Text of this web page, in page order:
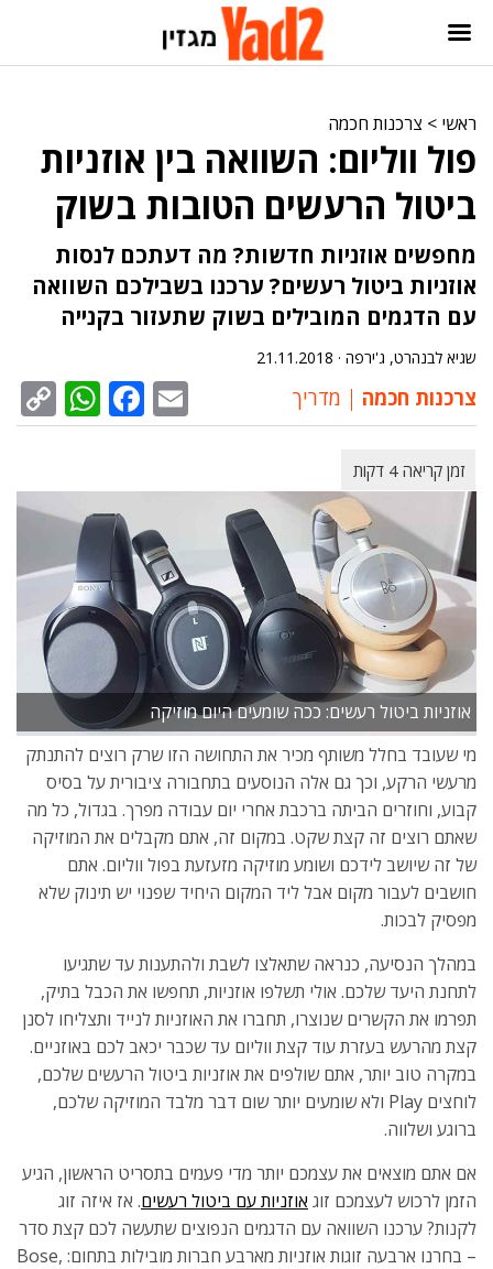
ראשי > צרכנות חכמה
פול ווליום: השוואה בין אוזניות
ביטול הרעשים הטובות בשוק
מחפשים אוזניות חדשות? מה דעתכם לנסות
אוזניות ביטול רעשים? ערכנו בשבילכם השוואה
עם הדגמים המובילים בשוק שתעזור בקנייה
שגיא לבנהרט, ג'ירפה · 21.11.2018
צרכנות חכמה מדריך Email
אוזניות ביטול רעשים: ככה שומעים היום מוזיקה
מי שעובד בחלל משותף מכיר את התחושה הזו שרק רוצים להתנתק
מרעשי הרקע, וכך גם אלה הנוסעים בתחבורה ציבורית על בסיס
קבוע, וחוזרים הביתה ברכבת אחרי יום עבודה מפרך. בגדול, כל מה
שאתם רוצים זה קצת שקט. במקום זה, אתם מקבלים את המוזיקה
של זה שיושב לידכם ושומע מוזיקה מזעזעת בפול ווליום. אתם
חושבים לעבור מקום אבל ליד המקום היחיד שפנוי יש תינוק שלא
מפסיק לבכות.
במהלך הנסיעה, כנראה שתאלצו לשבת ולהתענות עד שתגיעו
לתחנת היעד שלכם. אולי תשלפו אוזניות, תחפשו את הכבל בתיק,
תפרמו את הקשרים שנוצרו, תחברו את האוזניות לנייד ותצליחו לסנן
קצת מהרעש בעזרת עוד קצת ווליום עד שכבר יכאב לכם באוזניים.
במקרה טוב יותר, אתם שולפים את אוזניות ביטול הרעשים שלכם,
לוחצים Play ולא שומעים יותר שום דבר מלבד המוזיקה שלכם,
ברוגע ושלווה.
אם אתם מוצאים את עצמכם יותר מדי פעמים בתסריט הראשון, הגיע
הזמן לרכוש לעצמכם זוג אוזניות עם ביטול רעשים. אז איזה זוג
לקנות? ערכנו השוואה עם הדגמים הנפוצים שתעשה לכם קצת סדר
– בחרנו ארבעה זוגות אוזניות מארבע חברות מובילות בתחום: Bose,